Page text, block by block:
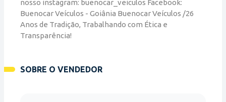
nosso instagram: buenocar_veiculos Facebook:
Buenocar Veículos - Goiânia Buenocar Veículos /26
Anos de Tradição, Trabalhando com Ética e
Transparência!
SOBRE O VENDEDOR